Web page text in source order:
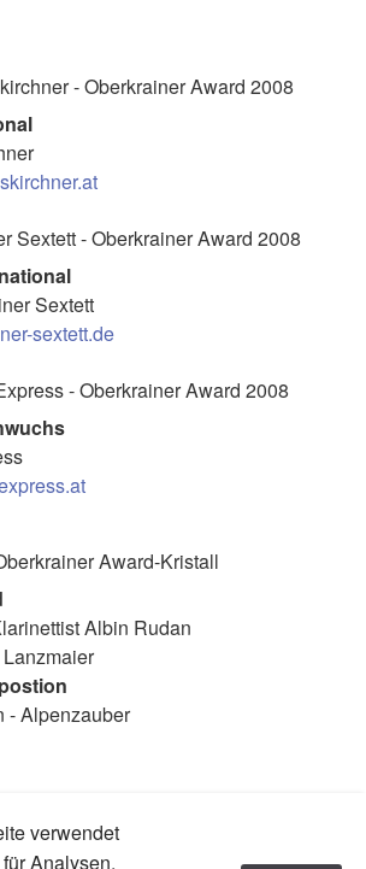
Sextett
sextett.de
Albin Rudan
- Alpenzauber
Award Kontaktieren Sie uns
verwendet
Analysen,